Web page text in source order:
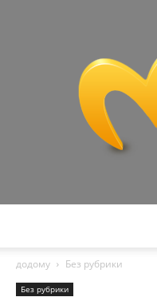
додому
Без рубрики
Без рубрики